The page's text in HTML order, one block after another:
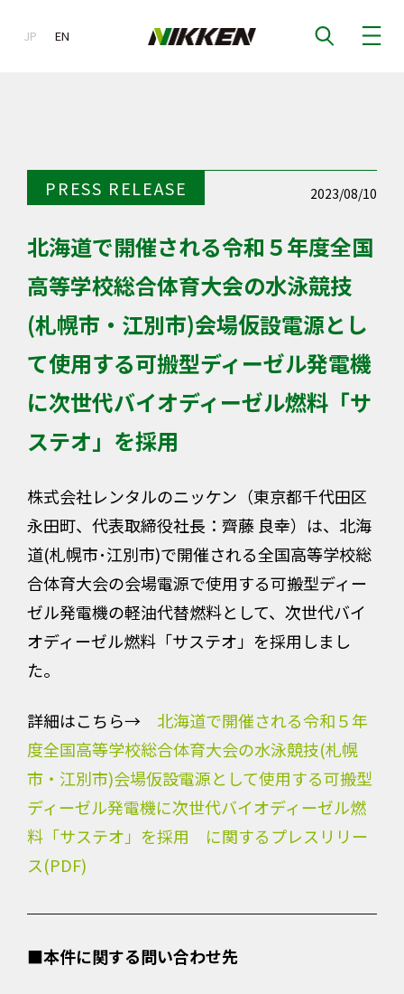
EN
JP EN
PRESS RELEASE 2023/08/10
北海道で開催される令和５年度全国
高等学校総合体育大会の水泳競技
(札幌市・江別市)会場仮設電源とし
て使用する可搬型ディーゼル発電機
に次世代バイオディーゼル燃料「サ
ステオ」を採用
株式会社レンタルのニッケン（東京都千代田区
永田町、代表取締役社長：齊藤 良幸）は、北海
道(札幌市･江別市)で開催される全国高等学校総
合体育大会の会場電源で使用する可搬型ディー
ゼル発電機の軽油代替燃料として、次世代バイ
オディーゼル燃料「サステオ」を採用しまし
た。
詳細はこちら→ 北海道で開催される令和５年
度全国高等学校総合体育大会の水泳競技(札幌
市・江別市)会場仮設電源として使用する可搬型
ディーゼル発電機に次世代バイオディーゼル燃
料「サステオ」を採用 に関するプレスリリー
ス(PDF)
■本件に関する問い合わせ先